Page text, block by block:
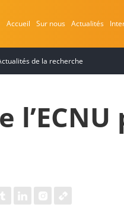
Accueil Sur nous Actualités
de la recherche